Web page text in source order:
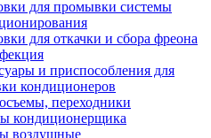
для промывки системы
для откачки и сбора фреона
и приспособления для
кондиционеров
переходники
кондиционерщика
воздушные